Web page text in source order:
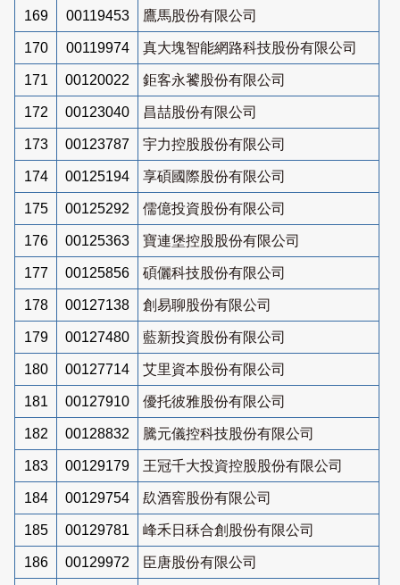
169 00119453 鷹馬股份有限公司
170 00119974 真大塊智能網路科技股份有限公司
171 00120022 鉅客永饕股份有限公司
172 00123040 昌喆股份有限公司
173 00123787 宇力控股股份有限公司
174 00125194 享碩國際股份有限公司
175 00125292 儒億投資股份有限公司
176 00125363 寶連堡控股股份有限公司
177 00125856 碩儷科技股份有限公司
178 00127138 創易聊股份有限公司
179 00127480 藍新投資股份有限公司
180 00127714 艾里資本股份有限公司
181 00127910 優托彼雅股份有限公司
182 00128832 騰元儀控科技股份有限公司
183 00129179 王冠千大投資控股股份有限公司
184 00129754 镹酒窖股份有限公司
185 00129781 峰禾日秝合創股份有限公司
186 00129972 臣唐股份有限公司